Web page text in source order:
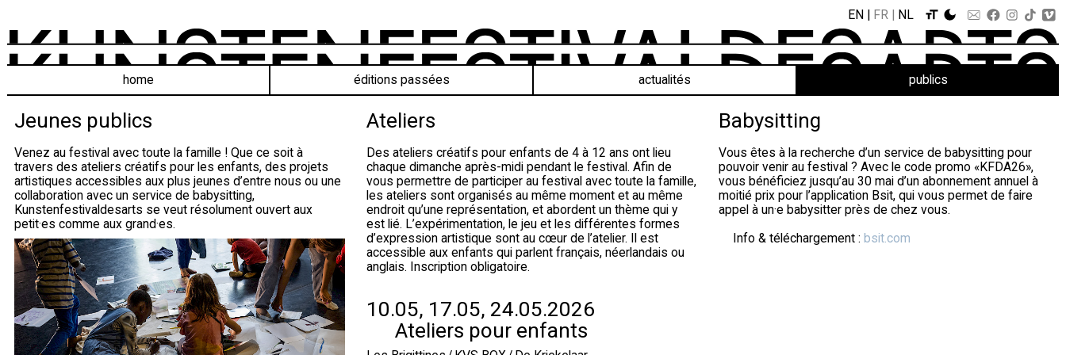
EN FR NL
home éditions passées actualités publics
Jeunes publics
Venez au festival avec toute la famille ! Que ce soit à
travers des ateliers créatifs pour les enfants, des projets
artistiques accessibles aux plus jeunes d’entre nous ou une
collaboration avec un service de babysitting,
Kunstenfestivaldesarts se veut résolument ouvert aux
petit·es comme aux grand·es.
Ateliers
Des ateliers créatifs pour enfants de 4 à 12 ans ont lieu
chaque dimanche après-midi pendant le festival. Afin de
vous permettre de participer au festival avec toute la famille,
les ateliers sont organisés au même moment et au même
endroit qu’une représentation, et abordent un thème qui y
est lié. L’expérimentation, le jeu et les différentes formes
d’expression artistique sont au cœur de l’atelier. Il est
accessible aux enfants qui parlent français, néerlandais ou
anglais. Inscription obligatoire.
10.05, 17.05, 24.05.2026
Ateliers pour enfants
Babysitting
Vous êtes à la recherche d’un service de babysitting pour
pouvoir venir au festival ? Avec le code promo «KFDA26»,
vous bénéficiez jusqu’au 30 mai d’un abonnement annuel à
moitié prix pour l’application Bsit, qui vous permet de faire
appel à un·e babysitter près de chez vous.
Info & téléchargement : bsit.com